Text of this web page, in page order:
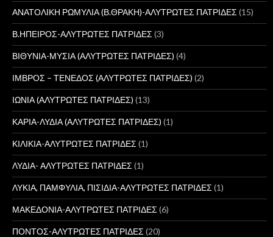
ΑΝΑΤΟΛΙΚΗ ΡΩΜΥΛΙΑ (Β.ΘΡΑΚΗ)-ΑΛΥΤΡΩΤΕΣ ΠΑΤΡΙΔΕΣ (15)
Β.ΗΠΕΙΡΟΣ-ΑΛΥΤΡΩΤΕΣ ΠΑΤΡΙΔΕΣ (3)
ΒΙΘΥΝΙΑ-ΜΥΣΙΑ (ΑΛΥΤΡΩΤΕΣ ΠΑΤΡΙΔΕΣ) (4)
ΙΜΒΡΟΣ – ΤΕΝΕΔΟΣ (ΑΛΥΤΡΩΤΕΣ ΠΑΤΡΙΔΕΣ) (2)
ΙΩΝΙΑ (ΑΛΥΤΡΩΤΕΣ ΠΑΤΡΙΔΕΣ) (13)
ΚΑΡΙΑ-ΛΥΔΙΑ (ΑΛΥΤΡΩΤΕΣ ΠΑΤΡΙΔΕΣ) (1)
ΚΙΛΙΚΙΑ-ΑΛΥΤΡΩΤΕΣ ΠΑΤΡΙΔΕΣ (1)
ΛΥΔΙΑ- ΑΛΥΤΡΩΤΕΣ ΠΑΤΡΙΔΕΣ (1)
ΛΥΚΙΑ, ΠΑΜΦΥΛΙΑ, ΠΙΣΙΔΙΑ-ΑΛΥΤΡΩΤΕΣ ΠΑΤΡΙΔΕΣ (1)
ΜΑΚΕΔΟΝΙΑ-ΑΛΥΤΡΩΤΕΣ ΠΑΤΡΙΔΕΣ (6)
ΠΟΝΤΟΣ-ΑΛΥΤΡΩΤΕΣ ΠΑΤΡΙΔΕΣ (20)